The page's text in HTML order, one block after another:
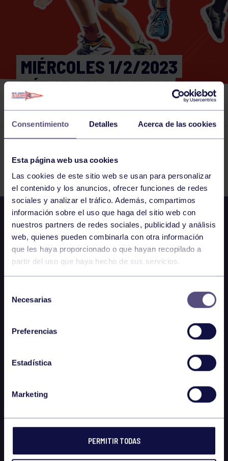
Consentimiento Detalles Acerca de las cookies
Esta página web usa cookies
Las cookies de este sitio web se usan para personalizar
el contenido y los anuncios, ofrecer funciones de redes
sociales y analizar el tráfico. Además, compartimos
información sobre el uso que haga del sitio web con
nuestros partners de redes sociales, publicidad y análisis
web, quienes pueden combinarla con otra información
que les haya proporcionado o que hayan recopilado a
partir del uso que haya hecho de sus servicios.
Necesarias
Preferencias
Estadística
Marketing
PERMITIR TODAS
MIÉRCOLES 1/2/2023
TÁBATA 18:30-19:00
GIMNASIO